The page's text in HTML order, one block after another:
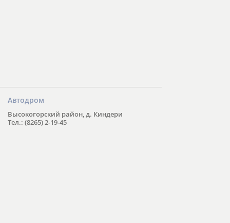
Автодром
Высокогорский район, д. Киндери
Тел.: (8265) 2-19-45